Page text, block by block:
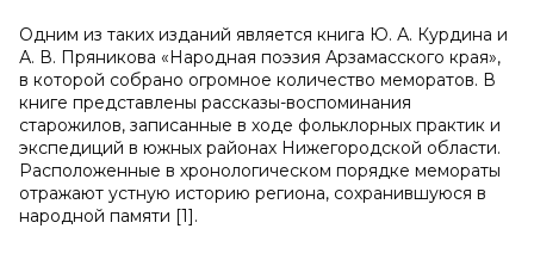
Одним из таких изданий является книга Ю. А. Курдина и
А. В. Пряникова «Народная поэзия Арзамасского края»,
в которой собрано огромное количество меморатов. В
книге представлены рассказы-воспоминания
старожилов, записанные в ходе фольклорных практик и
экспедиций в южных районах Нижегородской области.
Расположенные в хронологическом порядке мемораты
отражают устную историю региона, сохранившуюся в
народной памяти [1].